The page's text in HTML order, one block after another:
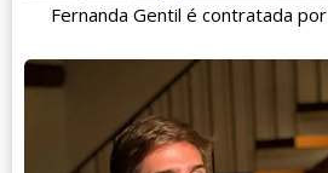
Fernanda Gentil é contratada